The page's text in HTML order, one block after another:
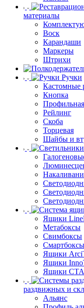
материалы
Воск
Карандаши
Маркеры
Штрихи
Ручки
Кастомные
Кнопка
Профильная
Рейлинг
Скоба
Торцевая
Шайбы и
Ящики
Метабоксы
Свимбоксы
Смартбоксы
Ящики
Ящики
Ящики
раздвижных и
Альянс